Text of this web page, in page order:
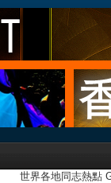
世界各地同志熱點